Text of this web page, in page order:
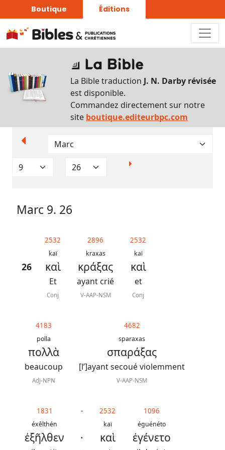
Boutique Éditions
La Bible traduction J. N. Darby révisée
est disponible.
Commandez directement sur notre
site boutique.editeurbpc.com
Marc 9. 26
26
2532
kaï
καὶ
Et
Conj
2896
kraxas
κράξας
ayant crié
V-AAP-NSM
2532
kaï
καὶ
et
Conj
4183
polla
πολλὰ
beaucoup
Adj-NPN
4682
sparaxas
σπαράξας
[l’]ayant secoué violemment
V-AAP-NSM
1831
éxêlthén
ἐξῆλθεν
-
·
2532
kaï
καὶ
1096
éguénéto
ἐγένετο
d’affichage
Par
verset
Translittérations
Analyse
généraux
Abréviations
grammaticales
chapitre
Lire ce
Traduction